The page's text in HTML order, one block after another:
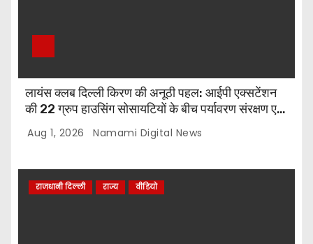
लायंस क्लब दिल्ली किरण की अनूठी पहल: आईपी एक्सटेंशन
की 22 ग्रुप हाउसिंग सोसायटियों के बीच पर्यावरण संरक्षण एवं
पौधारोपण प्रतियोगिता, संयोजक लायन सुरेश बिंदल की अहम
भूमिका
Aug 1, 2026 Namami Digital News
राजधानी दिल्ली राज्य वीडियो